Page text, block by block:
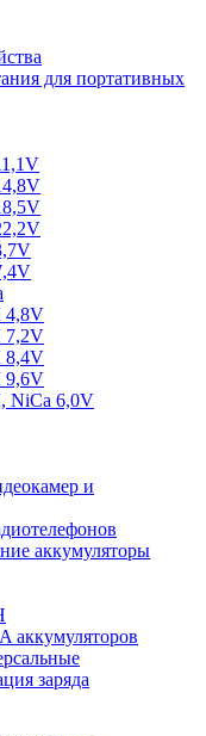
для портативных
4,8V
7,2V
8,4V
9,6V
NiCa 6,0V
и
аккумуляторы
аккумуляторов
заряда